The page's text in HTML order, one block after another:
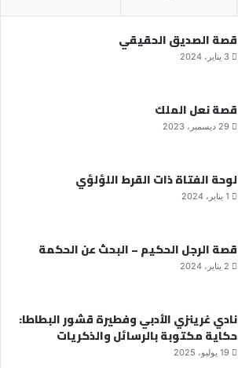
قصة الصديق الحقيقي
3 يناير، 2024
قصة نعل الملك
29 ديسمبر، 2023
لوحة الفتاة ذات القرط اللؤلؤي
1 يناير، 2024
قصة الرجل الحكيم – البحث عن الحكمة
2 يناير، 2024
نادي غرينزي الأدبي وفطيرة قشور البطاطا:
حكاية مكتوبة بالرسائل والذكريات
19 يوليو، 2025